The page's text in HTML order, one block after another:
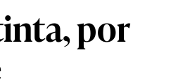
por